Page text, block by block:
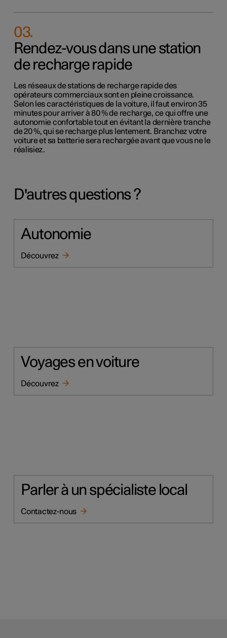
03.
Rendez-vous dans une station
de recharge rapide
Les réseaux de stations de recharge rapide des
opérateurs commerciaux sont en pleine croissance.
Selon les caractéristiques de la voiture, il faut environ 35
minutes pour arriver à 80 % de recharge, ce qui offre une
autonomie confortable tout en évitant la dernière tranche
de 20 %, qui se recharge plus lentement. Branchez votre
voiture et sa batterie sera rechargée avant que vous ne le
réalisiez.
D'autres questions ?
Autonomie
Découvrez
Voyages en voiture
Découvrez
Parler à un spécialiste local
Contactez-nous